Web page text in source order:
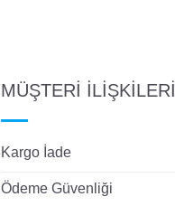
MÜŞTERİ İLİŞKİLERİ
Kargo İade
Ödeme Güvenliği